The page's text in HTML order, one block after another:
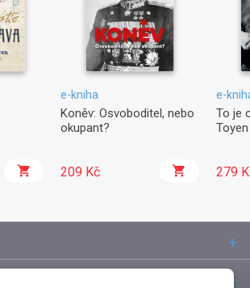
e-kniha
Koněv: Osvoboditel, nebo
okupant?
209 Kč
e-
To je
Toyen
279